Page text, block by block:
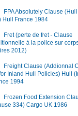
FPA Absolutely Clause
Hull France 1984
Fret (perte de fret - Clause
à la police sur
2012)
Freight Clause (Addionnal
Inland Hull Policies) Hull
1994
Frozen Food Extension
334) Cargo UK 1986